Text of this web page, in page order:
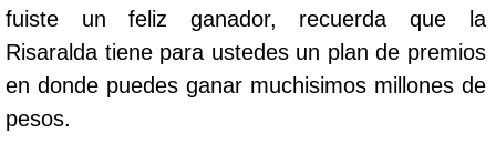
Caribeña Noche
Chontico Día
fuiste un feliz ganador, recuerda que la
Risaralda tiene para ustedes un plan de premios
en donde puedes ganar muchisimos millones de
pesos.